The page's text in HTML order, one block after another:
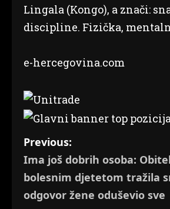
Lingala (Kongo), a znači:
discipline. Fizička,
e-hercegovina.com
P
o
s
Previous:
Ima još dobrih osoba:
bolesnim djetetom tražila
odgovor žene oduševio sve